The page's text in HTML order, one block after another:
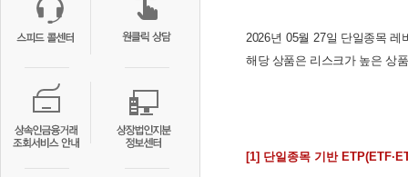
2026년 05월 27일 단일종목 레
해당 상품은 리스크가 높은 상
[1] 단일종목 기반 ETP(ETF·